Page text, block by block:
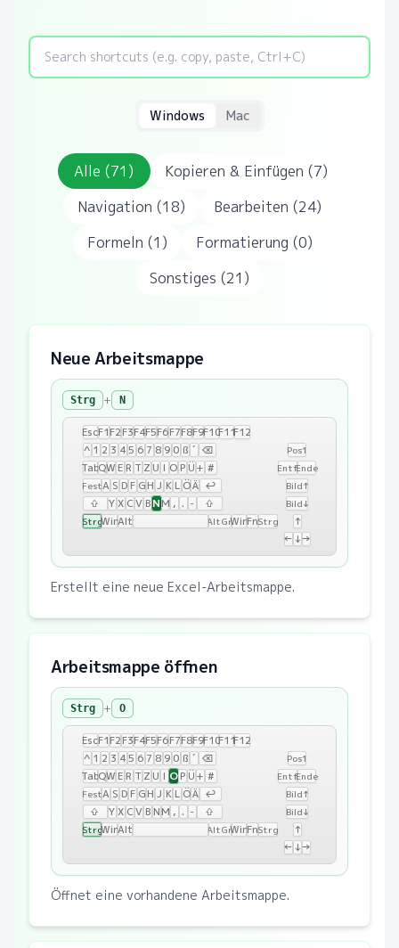
Windows Mac
Alle (71 ) Kopieren & Einfügen (7)
Navigation (18) Bearbeiten (24)
Formeln (1 ) Formatierung (0)
Sonstiges (21 )
Neue Arbeitsmappe
Strg + N
EscF1F2F3F4F5F6F7F8F9F10F11F12
^ 1 2 3 4 5 6 7 8 9 0 ß ´ ⌫
TabQWE R T Z U I OP Ü+ #
FestA S D F GH J K L ÖÄ ↩
⇧
Y X CVBNM , . - ⇧
StrgWinAlt AltGrWinFnStrg
Pos1
EntfEnde
Bild↑
Bild↓
↑
← ↓→
Erstellt eine neue Excel-Arbeitsmappe.
Arbeitsmappe öffnen
Strg + O
EscF1F2F3F4F5F6F7F8F9F10F11F12
^ 1 2 3 4 5 6 7 8 9 0 ß ´ ⌫
TabQWE R T Z U I OP Ü+ #
FestA S D F GH J K L ÖÄ ↩
⇧
Y X CVBNM , . - ⇧
StrgWinAlt AltGrWinFnStrg
Pos1
EntfEnde
Bild↑
Bild↓
↑
← ↓→
Öffnet eine vorhandene Arbeitsmappe.